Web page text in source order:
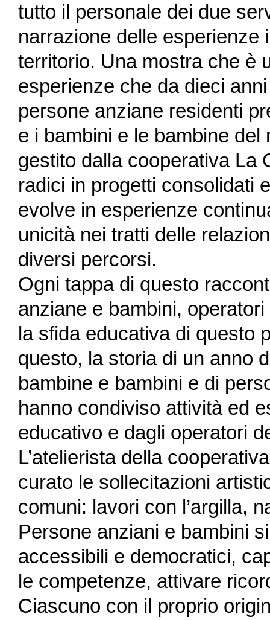
tutto il personale dei due
narrazione delle esperienze
territorio. Una mostra che è
esperienze che da dieci
persone anziane residenti
e i bambini e le bambine del
gestito dalla cooperativa La
radici in progetti consolidati
evolve in esperienze
unicità nei tratti delle
diversi percorsi.
Ogni tappa di questo
anziane e bambini,
la sfida educativa di questo
questo, la storia di un anno
bambine e bambini e di
hanno condiviso attività ed
educativo e dagli operatori
L’atelierista della
curato le sollecitazioni
comuni: lavori con l’argilla,
Persone anziani e bambini
accessibili e democratici,
le competenze, attivare
Ciascuno con il proprio